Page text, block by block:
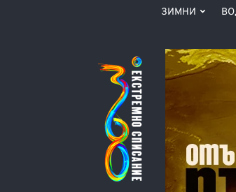
ЗИМНИ
Списание
360°